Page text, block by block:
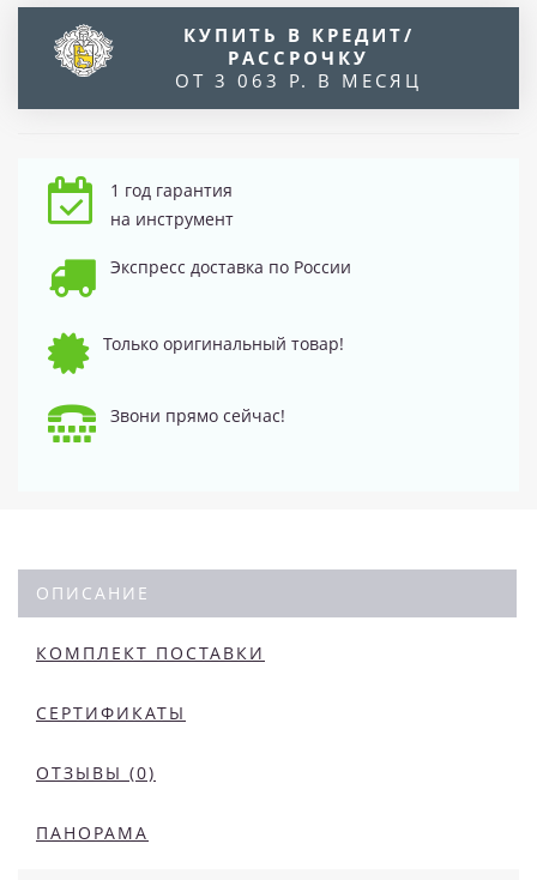
КУПИТЬ В КРЕДИТ/
РАССРОЧКУ
ОТ 3 063 Р. В МЕСЯЦ
1 год гарантия
на инструмент
Экспресс доставка по России
Только оригинальный товар!
Звони прямо сейчас!
ОПИСАНИЕ
КОМПЛЕКТ ПОСТАВКИ
СЕРТИФИКАТЫ
ОТЗЫВЫ (0)
ПАНОРАМА